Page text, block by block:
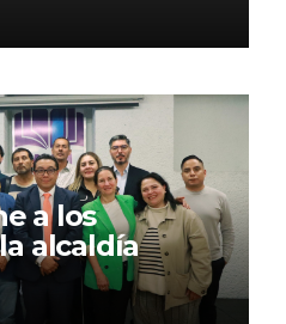
a los
alcaldía
acercar a
a la